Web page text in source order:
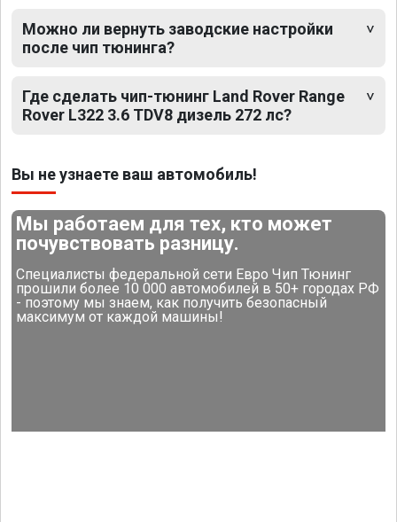
Можно ли вернуть заводские настройки
после чип тюнинга?
Где сделать чип-тюнинг Land Rover Range
Rover L322 3.6 TDV8 дизель 272 лс?
Вы не узнаете ваш автомобиль!
Мы работаем для тех, кто может
почувствовать разницу.
Специалисты федеральной сети Евро Чип Тюнинг
прошили более 10 000 автомобилей в 50+ городах РФ
- поэтому мы знаем, как получить безопасный
максимум от каждой машины!